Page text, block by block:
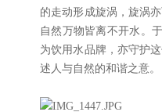
的走动形成旋涡，旋涡
自然万物皆离不开水。
为饮用水品牌，亦守护
述人与自然的和谐之意。